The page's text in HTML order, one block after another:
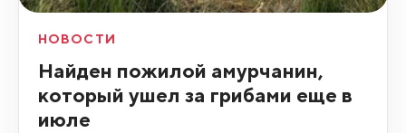
НОВОСТИ
Найден пожилой амурчанин,
который ушел за грибами еще в
июле